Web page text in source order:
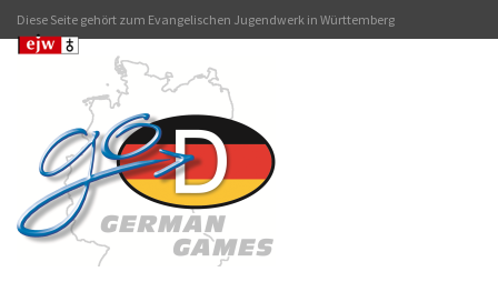
Diese Seite gehört zum Evangelischen Jugendwerk in Württemberg